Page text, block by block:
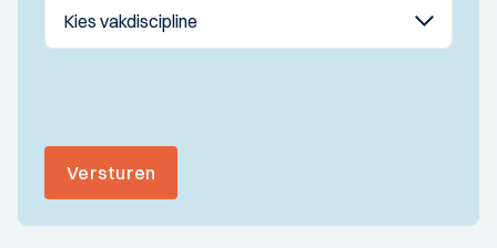
Versturen